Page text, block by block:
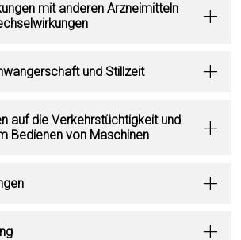
mit anderen Arzneimitteln
und Stillzeit
auf die Verkehrstüchtigkeit und
Bedienen von Maschinen